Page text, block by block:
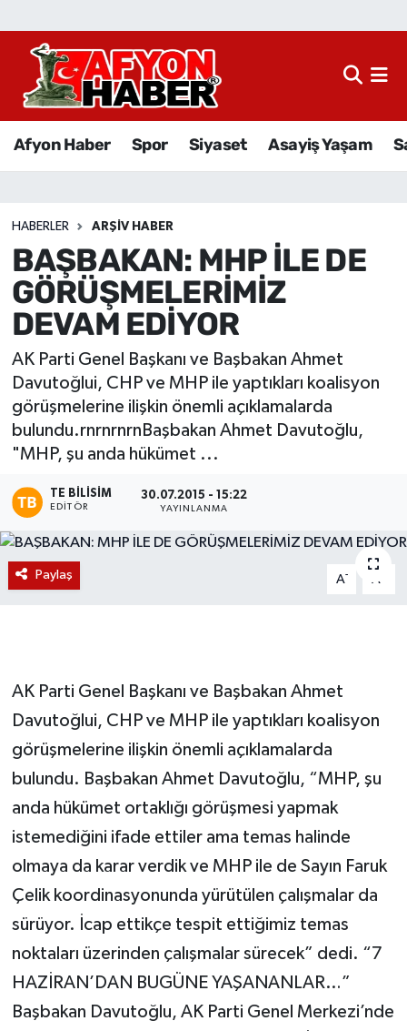
Afyon Haber Spor Siyaset Asayiş Yaşam
HABERLER ARŞIV HABER
BAŞBAKAN: MHP İLE DE
GÖRÜŞMELERİMİZ
DEVAM EDİYOR
AK Parti Genel Başkanı ve Başbakan Ahmet
Davutoğlui, CHP ve MHP ile yaptıkları koalisyon
görüşmelerine ilişkin önemli açıklamalarda
bulundu.rnrnrnrnBaşbakan Ahmet Davutoğlu,
"MHP, şu anda hükümet ...
TE BILISIM
EDITÖR
30.07.2015 - 15:22
YAYINLANMA
Paylaş A- A
AK Parti Genel Başkanı ve Başbakan Ahmet
Davutoğlui, CHP ve MHP ile yaptıkları koalisyon
görüşmelerine ilişkin önemli açıklamalarda
bulundu. Başbakan Ahmet Davutoğlu, “MHP, şu
anda hükümet ortaklığı görüşmesi yapmak
istemediğini ifade ettiler ama temas halinde
olmaya da karar verdik ve MHP ile de Sayın Faruk
Çelik koordinasyonunda yürütülen çalışmalar da
sürüyor. İcap ettikçe tespit ettiğimiz temas
noktaları üzerinden çalışmalar sürecek” dedi. “7
HAZİRAN’DAN BUGÜNE YAŞANANLAR…”
Başbakan Davutoğlu, AK Parti Genel Merkezi’nde
Afyon Haber
Sağlık
Eğitim
Ekonomi
Magazin
Etkinlikler